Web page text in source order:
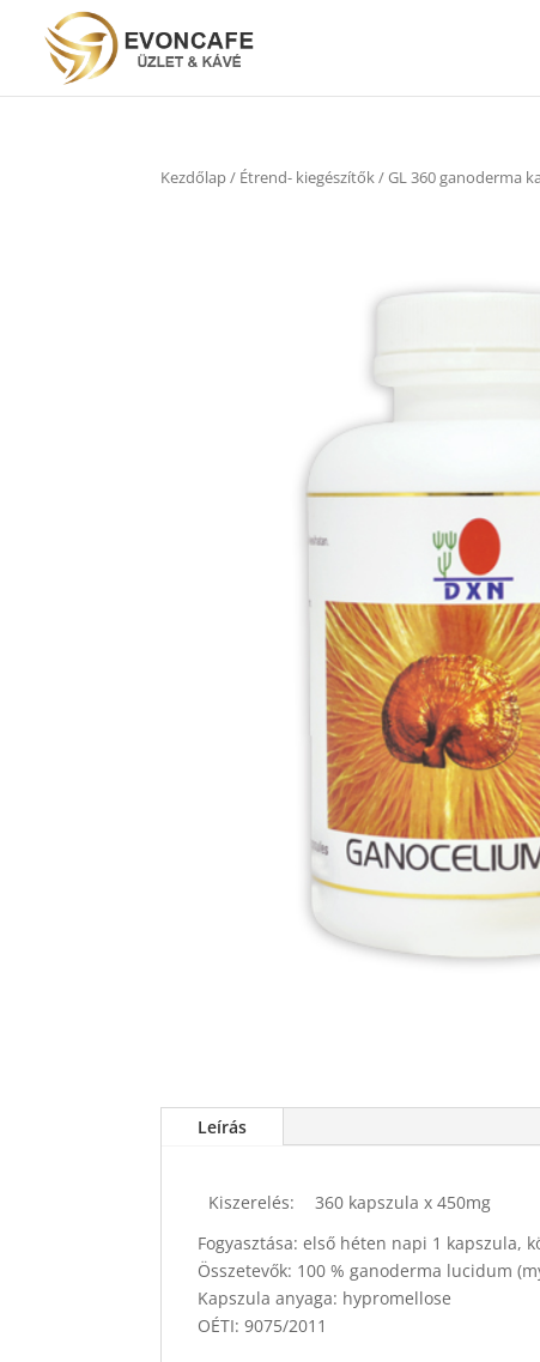
Kezdőlap/ Étrend- kiegészítők/ GL 360 ganoderma
Leírás
Kiszerelés:
360 kapszula x 450mg
Fogyasztása: első héten napi 1 kapszula,
Összetevők: 100 % ganoderma lucidum
Kapszula anyaga: hypromellose
OÉTI: 9075/2011